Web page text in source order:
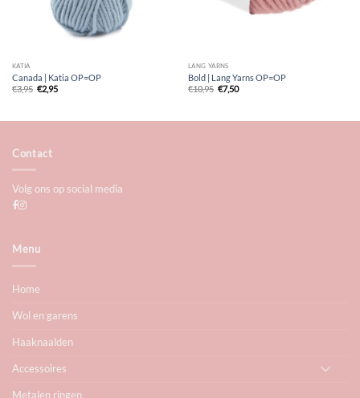
KATIA
Canada | Katia OP=OP
€3,95 Oorspronkelijke
prijs
€2,95Huidige
LANG YARNS
Bold | Lang Yarns OP=OP
€10,95 Oorspronkelijke
prijs
€7,50Huidige
Contact
Volg ons op social media
Menu
Home
Wol en garens
Haaknaalden
Accessoires
Metalen ringen